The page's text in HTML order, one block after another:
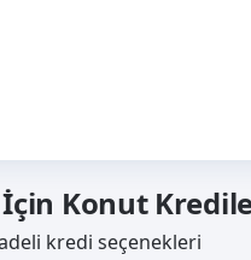
İçin Konut
kredi seçenekleri